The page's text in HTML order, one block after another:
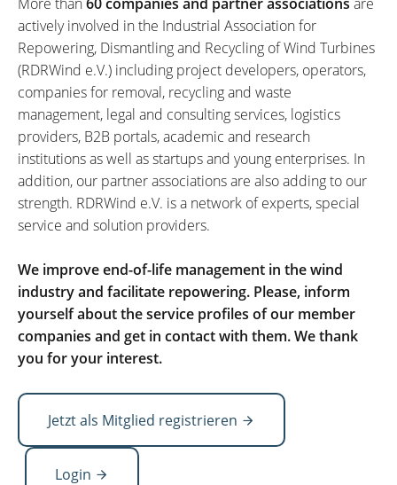
actively involved in the Industrial Association for
Repowering, Dismantling and Recycling of Wind Turbines
(RDRWind e.V.) including project developers, operators,
companies for removal, recycling and waste
management, legal and consulting services, logistics
providers, B2B portals, academic and research
institutions as well as startups and young enterprises. In
addition, our partner associations are also adding to our
strength. RDRWind e.V. is a network of experts, special
service and solution providers.
We improve end-of-life management in the wind
industry and facilitate repowering. Please, inform
yourself about the service profiles of our member
companies and get in contact with them. We thank
you for your interest.
Jetzt als Mitglied registrieren
Login